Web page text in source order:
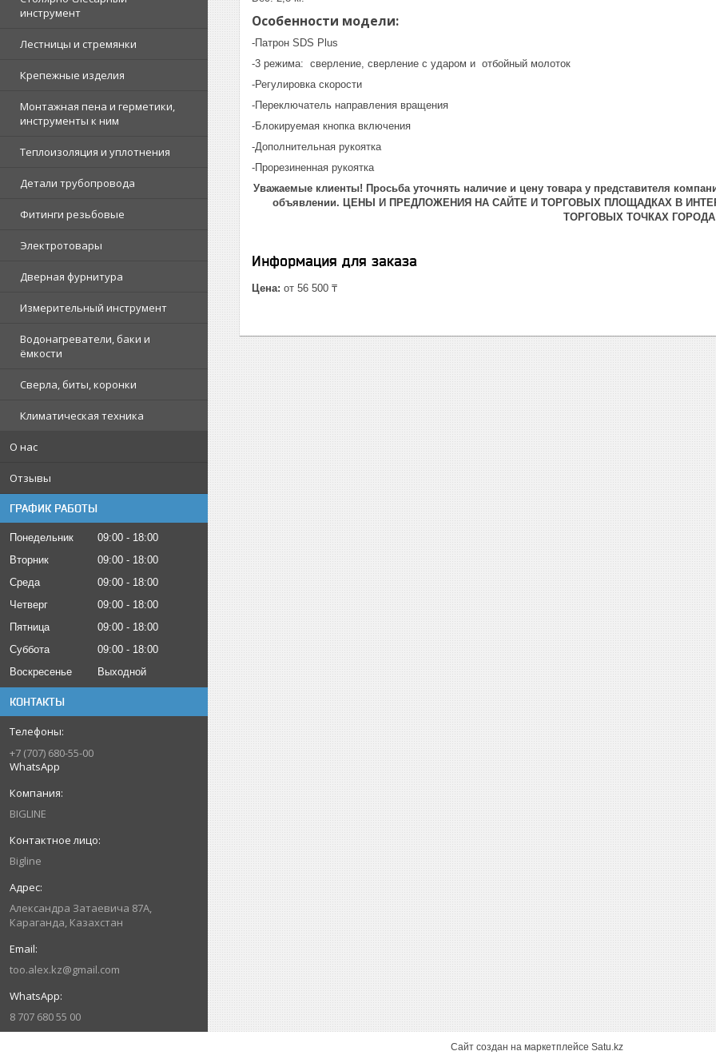
инструмент
Лестницы и стремянки
Крепежные изделия
Монтажная пена и герметики,
инструменты к ним
Теплоизоляция и уплотнения
Детали трубопровода
Фитинги резьбовые
Электротовары
Дверная фурнитура
Измерительный инструмент
Водонагреватели, баки и
ёмкости
Сверла, биты, коронки
Климатическая техника
О нас
Отзывы
ГРАФИК РАБОТЫ
Понедельник 09:00
18:00
Вторник
09:00
18:00
Среда
09:00
18:00
Четверг
09:00
18:00
Пятница
09:00
18:00
Суббота
09:00
18:00
Воскресенье
Выходной
КОНТАКТЫ
+7 (707) 680-55-00
WhatsApp
BIGLINE
Bigline
Александра Затаевича 87А,
Караганда, Казахстан
too.alex.kz@gmail.com
8 707 680 55 00
Особенности модели:
-Патрон SDS Plus
-3 режима: сверление, сверление с ударом и отбойный молоток
-Регулировка скорости
-Переключатель направления вращения
-Блокируемая кнопка включения
-Дополнительная рукоятка
-Прорезиненная рукоятка
Уважаемые клиенты! Просьба уточнять наличие и цену товара у представителя
объявлении. ЦЕНЫ И ПРЕДЛОЖЕНИЯ НА САЙТЕ И ТОРГОВЫХ ПЛОЩАДКАХ В
ТОРГОВЫХ ТОЧКАХ
Информация для заказа
Цена: от 56 500 ₸
Сайт создан на маркетплейсе Satu.kz